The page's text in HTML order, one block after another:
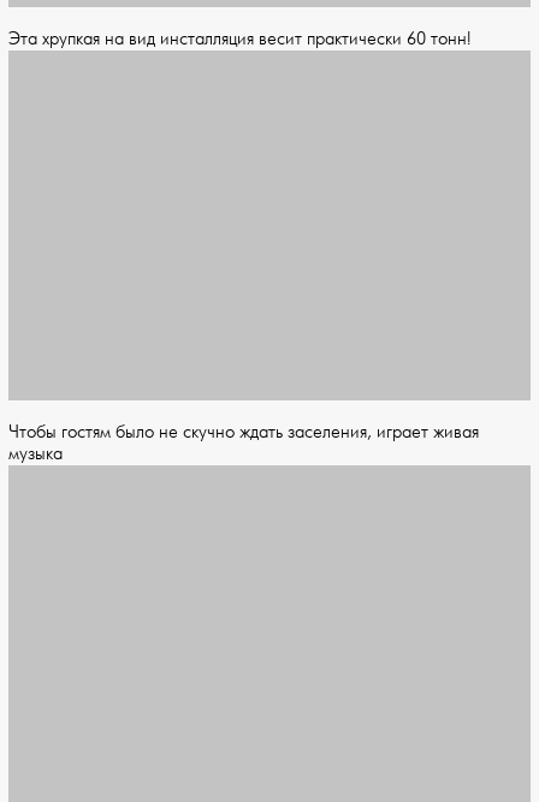
Эта хрупкая на вид инсталляция весит практически 60 тонн!
Чтобы гостям было не скучно ждать заселения, играет живая
музыка